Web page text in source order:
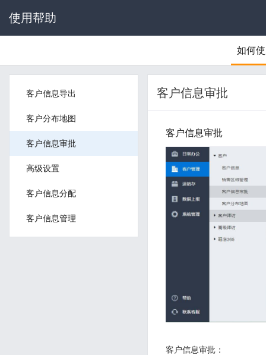
使用帮助
如何
客户信息导出
客户分布地图
客户信息审批
高级设置
客户信息分配
客户信息管理
客户信息审批
客户信息审批
客户信息审批：